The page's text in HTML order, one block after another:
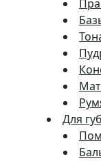
Для губ